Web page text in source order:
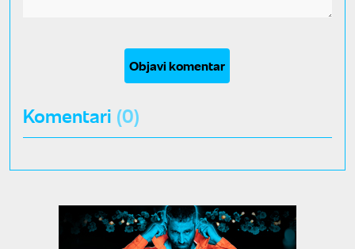
Objavi komentar
Komentari (0)